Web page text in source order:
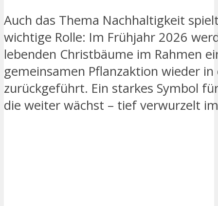
Auch das Thema Nachhaltigkeit
wichtige Rolle: Im Frühjahr 2026
lebenden Christbäume im Rahmen
gemeinsamen Pflanzaktion wieder
zurückgeführt. Ein starkes Symbol
die weiter wächst – tief verwurzelt